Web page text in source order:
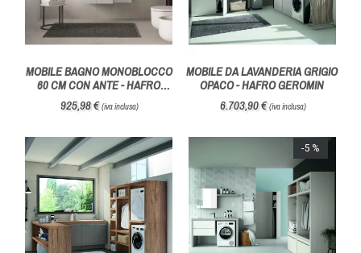
MOBILE BAGNO MONOBLOCCO
60 CM CON ANTE - HAFRO
GEROMIN
925,98 €(iva inclusa)
MOBILE DA LAVANDERIA GRIGIO
OPACO - HAFRO GEROMIN
6.703,90 €(iva inclusa)
-5%